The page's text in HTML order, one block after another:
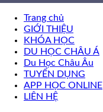
Trang chủ
GIỚI THIỆU
KHÓA HỌC
DU HỌC CHÂU Á
Du Học Châu Âu
TUYỂN DỤNG
APP HỌC ONLINE
LIÊN HỆ